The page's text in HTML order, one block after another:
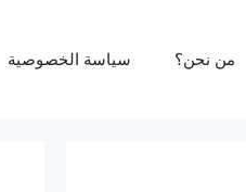
من نحن؟ سياسة الخصوصية